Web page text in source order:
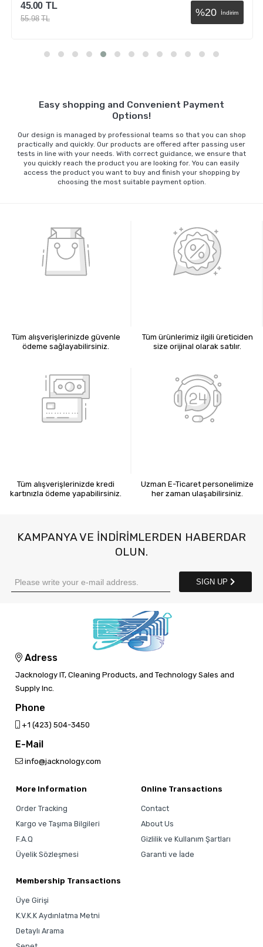
%20 İndirim
45.00 TL
55.98 TL
Easy shopping and Convenient Payment
Options!
Our design is managed by professional teams so that you can shop
practically and quickly. Our products are offered after passing user
tests in line with your needs. With correct guidance, we ensure that
you quickly reach the product you are looking for. You can easily
access the product you want to buy and finish your shopping by
choosing the most suitable payment option.
Tüm alışverişlerinizde güvenle
ödeme sağlayabilirsiniz.
Tüm ürünlerimiz ilgili üreticiden
size orijinal olarak satılır.
Tüm alışverişlerinizde kredi
kartınızla ödeme yapabilirsiniz.
Uzman E-Ticaret personelimize
her zaman ulaşabilirsiniz.
KAMPANYA VE INDIRIMLERDEN HABERDAR
OLUN.
SIGN UP
Adress
Jacknology IT, Cleaning Products, and Technology Sales and
Supply Inc.
Phone
‎+1 (423) 504-3450
E-Mail
info@jacknology.com
More Information
Order Tracking
Kargo ve Taşıma Bilgileri
F.A.Q
Üyelik Sözleşmesi
Online Transactions
Contact
About Us
Gizlilik ve Kullanım Şartları
Garanti ve İade
Membership Transactions
Üye Girişi
K.V.K.K Aydınlatma Metni
Detaylı Arama